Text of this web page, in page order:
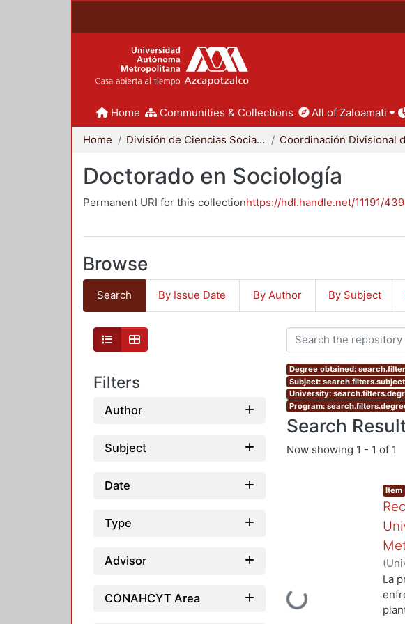
Home Communities & Collections All of Zaloamati
Home División de Ciencias Sociales y Humanidades
Doctorado en Sociología
Permanent URI for this collectionhttps://hdl.handle.net/11191/
Browse
Search By Issue Date By Author By Subject
Filters
Author
Subject
Date
Type
Advisor
CONAHCYT Area
Degree obtained:
Subject:
University:
Program:
Search
Now showing 1 - 1 of 1
Item
(
de
La